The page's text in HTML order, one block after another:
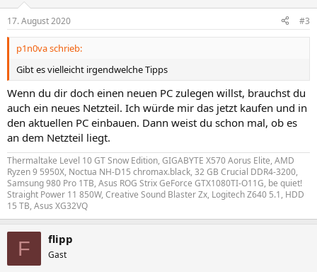
e
n
17. August 2020 #3
p1n0va schrieb:
Gibt es vielleicht irgendwelche Tipps
Wenn du dir doch einen neuen PC zulegen willst, brauchst du
auch ein neues Netzteil. Ich würde mir das jetzt kaufen und in
den aktuellen PC einbauen. Dann weist du schon mal, ob es
an dem Netzteil liegt.
Thermaltake Level 10 GT Snow Edition, GIGABYTE X570 Aorus Elite, AMD
Ryzen 9 5950X, Noctua NH-D15 chromax.black, 32 GB Crucial DDR4-3200,
Samsung 980 Pro 1TB, Asus ROG Strix GeForce GTX1080TI-O11G, be quiet!
Straight Power 11 850W, Creative Sound Blaster Zx, Logitech Z640 5.1, HDD
15 TB, Asus XG32VQ
F flipp
Gast